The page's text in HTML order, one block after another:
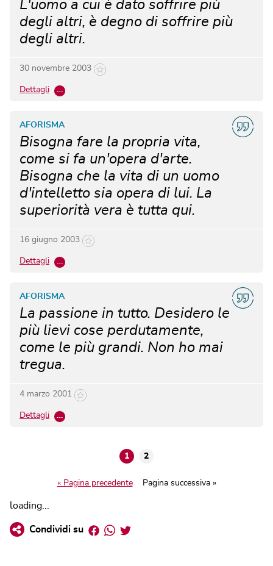
L'uomo a cui è dato soffrire più
degli altri, è degno di soffrire più
degli altri.
30 novembre 2003
Dettagli …
Bisogna fare la propria vita,
come si fa un'opera d'arte.
Bisogna che la vita di un uomo
d'intelletto sia opera di lui. La
superiorità vera è tutta qui.
AFORISMA
16 giugno 2003
Dettagli …
La passione in tutto. Desidero le
più lievi cose perdutamente,
come le più grandi. Non ho mai
tregua.
AFORISMA
4 marzo 2001
Dettagli …
1 2
« Pagina precedente Pagina successiva »
loading...
Condividi su Facebook
Whatsapp
Twitter